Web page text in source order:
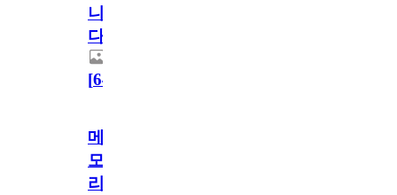
니
다.
[64
메
모
리